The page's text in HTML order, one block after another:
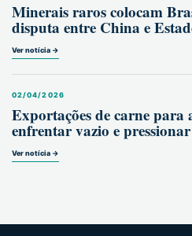
Minerais raros colocam
disputa entre China e
Ver notícia →
02/04/2026
Exportações de carne para
enfrentar vazio e
Ver notícia →